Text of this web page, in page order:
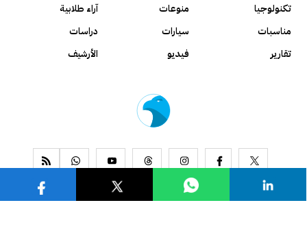
تكنولوجيا
منوعات
آراء طلابية
مناسبات
سيارات
دراسات
تقارير
فيديو الأرشيف